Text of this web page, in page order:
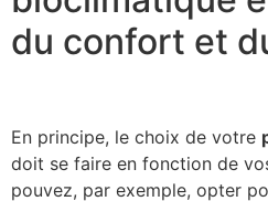
du confort et
En principe, le choix de votre
doit se faire en fonction de
pouvez, par exemple, opter